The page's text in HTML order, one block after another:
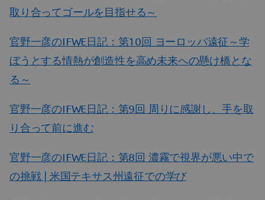
取り合ってゴールを目指せる～
官野一彦のIFWE日記：第10回 ヨーロッパ遠征～学
ぼうとする情熱が創造性を高め未来への懸け橋とな
る～
官野一彦のIFWE日記：第9回 周りに感謝し、手を取
り合って前に進む
官野一彦のIFWE日記：第8回 濃霧で視界が悪い中で
の挑戦 | 米国テキサス州遠征での学び